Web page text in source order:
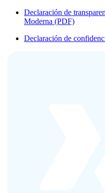
Declaración de
Moderna (PDF)
Declaración de